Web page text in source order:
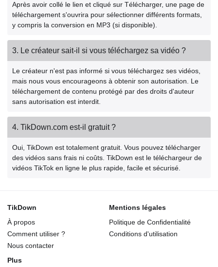
Après avoir collé le lien et cliqué sur Télécharger, une page de
téléchargement s'ouvrira pour sélectionner différents formats,
y compris la conversion en MP3 (si disponible).
3. Le créateur sait-il si vous téléchargez sa vidéo ?
Le créateur n'est pas informé si vous téléchargez ses vidéos,
mais nous vous encourageons à obtenir son autorisation. Le
téléchargement de contenu protégé par des droits d'auteur
sans autorisation est interdit.
4. TikDown.com est-il gratuit ?
Oui, TikDown est totalement gratuit. Vous pouvez télécharger
des vidéos sans frais ni coûts. TikDown est le téléchargeur de
vidéos TikTok en ligne le plus rapide, facile et sécurisé.
TikDown
À propos
Comment utiliser ?
Nous contacter
Mentions légales
Politique de Confidentialité
Conditions d'utilisation
Plus